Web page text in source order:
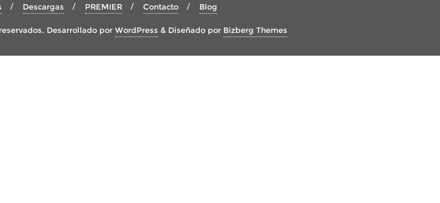
Descargas PREMIER Contacto Blog
Desarrollado por WordPress & Diseñado por Bizberg Themes